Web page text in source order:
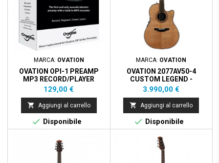
MARCA: OVATION
OVATION OPI-1 PREAMP
MP3 RECORD/PLAYER
Prezzo
129,00 €
 Aggiungi al carrello
 Disponibile
MARCA: OVATION
OVATION 2077AV50-4
CUSTOM LEGEND -
NATURAL
Prezzo
3.990,00 €
 Aggiungi al carrello
 Disponibile